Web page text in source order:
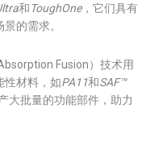
和ToughOne，它们具有
的需求。
Fusion）技术用
性材料，如PA11和SAF™
大批量的功能部件，助力